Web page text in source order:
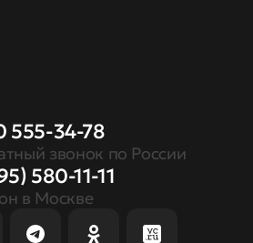
555-34-78
звонок по России
580-11-11
в Москве